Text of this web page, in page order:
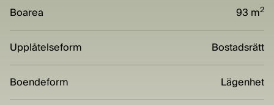
Boarea 93 m2
Upplåtelseform Bostadsrätt
Boendeform Lägenhet